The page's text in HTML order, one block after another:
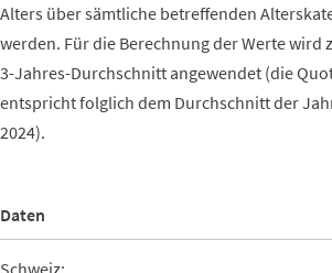
Alters über sämtliche betreffenden
werden. Für die Berechnung der Werte wird
3-Jahres-Durchschnitt angewendet (die
entspricht folglich dem Durchschnitt der
2024).
Daten
Schweiz: